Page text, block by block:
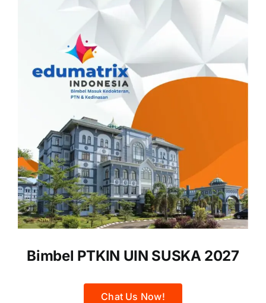
Bimbel PTKIN UIN SUSKA 2027
Chat Us Now!